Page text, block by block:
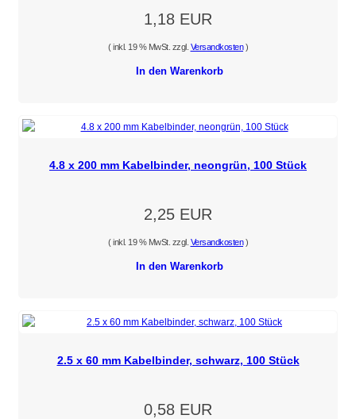
1,18 EUR
( inkl. 19 % MwSt. zzgl. Versandkosten)
In den Warenkorb
4.8 x 200 mm Kabelbinder, neongrün, 100 Stück
2,25 EUR
( inkl. 19 % MwSt. zzgl. Versandkosten)
In den Warenkorb
2.5 x 60 mm Kabelbinder, schwarz, 100 Stück
0,58 EUR